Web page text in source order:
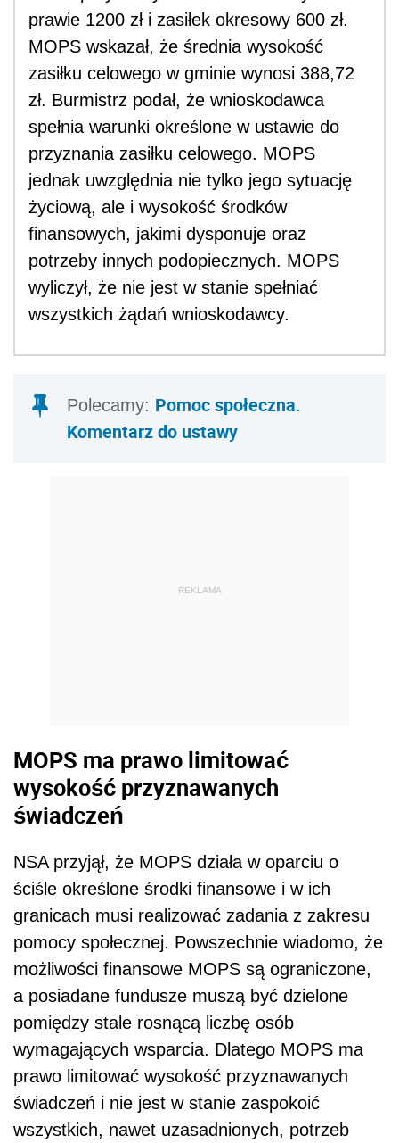
prawie 1200 zł i zasiłek okresowy 600 zł.
MOPS wskazał, że średnia wysokość
zasiłku celowego w gminie wynosi 388,72
zł. Burmistrz podał, że wnioskodawca
spełnia warunki określone w ustawie do
przyznania zasiłku celowego. MOPS
jednak uwzględnia nie tylko jego sytuację
życiową, ale i wysokość środków
finansowych, jakimi dysponuje oraz
potrzeby innych podopiecznych. MOPS
wyliczył, że nie jest w stanie spełniać
wszystkich żądań wnioskodawcy.
Polecamy: Pomoc społeczna.
Komentarz do ustawy
REKLAMA
MOPS ma prawo limitować
wysokość przyznawanych
świadczeń
NSA przyjął, że MOPS działa w oparciu o
ściśle określone środki finansowe i w ich
granicach musi realizować zadania z zakresu
pomocy społecznej. Powszechnie wiadomo, że
możliwości finansowe MOPS są ograniczone,
a posiadane fundusze muszą być dzielone
pomiędzy stale rosnącą liczbę osób
wymagających wsparcia. Dlatego MOPS ma
prawo limitować wysokość przyznawanych
świadczeń i nie jest w stanie zaspokoić
wszystkich, nawet uzasadnionych, potrzeb